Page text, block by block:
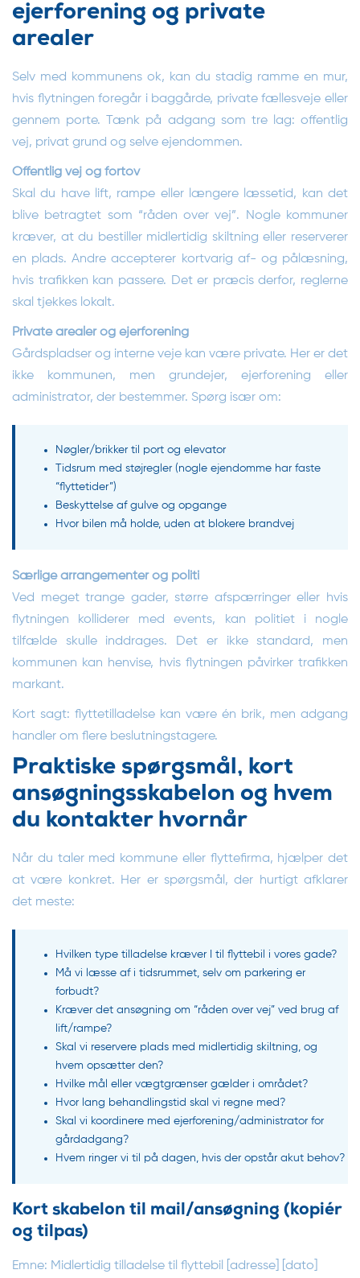
ejerforening og private
arealer
Selv med kommunens ok, kan du stadig ramme en mur,
hvis flytningen foregår i baggårde, private fællesveje eller
gennem porte. Tænk på adgang som tre lag: offentlig
vej, privat grund og selve ejendommen.
Offentlig vej og fortov
Skal du have lift, rampe eller længere læssetid, kan det
blive betragtet som “råden over vej”. Nogle kommuner
kræver, at du bestiller midlertidig skiltning eller reserverer
en plads. Andre accepterer kortvarig af- og pålæsning,
hvis trafikken kan passere. Det er præcis derfor, reglerne
skal tjekkes lokalt.
Private arealer og ejerforening
Gårdspladser og interne veje kan være private. Her er det
ikke kommunen, men grundejer, ejerforening eller
administrator, der bestemmer. Spørg især om:
Nøgler/brikker til port og elevator
Tidsrum med støjregler (nogle ejendomme har faste
“flyttetider”)
Beskyttelse af gulve og opgange
Hvor bilen må holde, uden at blokere brandvej
Særlige arrangementer og politi
Ved meget trange gader, større afspærringer eller hvis
flytningen kolliderer med events, kan politiet i nogle
tilfælde skulle inddrages. Det er ikke standard, men
kommunen kan henvise, hvis flytningen påvirker trafikken
markant.
Kort sagt: flyttetilladelse kan være én brik, men adgang
handler om flere beslutningstagere.
Praktiske spørgsmål, kort
ansøgningsskabelon og hvem
du kontakter hvornår
Når du taler med kommune eller flyttefirma, hjælper det
at være konkret. Her er spørgsmål, der hurtigt afklarer
det meste:
Hvilken type tilladelse kræver I til flyttebil i vores gade?
Må vi læsse af i tidsrummet, selv om parkering er
forbudt?
Kræver det ansøgning om “råden over vej” ved brug af
lift/rampe?
Skal vi reservere plads med midlertidig skiltning, og
hvem opsætter den?
Hvilke mål eller vægtgrænser gælder i området?
Hvor lang behandlingstid skal vi regne med?
Skal vi koordinere med ejerforening/administrator for
gårdadgang?
Hvem ringer vi til på dagen, hvis der opstår akut behov?
Kort skabelon til mail/ansøgning (kopiér
og tilpas)
Emne: Midlertidig tilladelse til flyttebil [adresse] [dato]